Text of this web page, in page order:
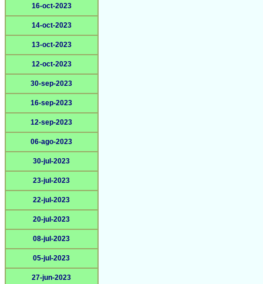
16-oct-2023
14-oct-2023
13-oct-2023
12-oct-2023
30-sep-2023
16-sep-2023
12-sep-2023
06-ago-2023
30-jul-2023
23-jul-2023
22-jul-2023
20-jul-2023
08-jul-2023
05-jul-2023
27-jun-2023